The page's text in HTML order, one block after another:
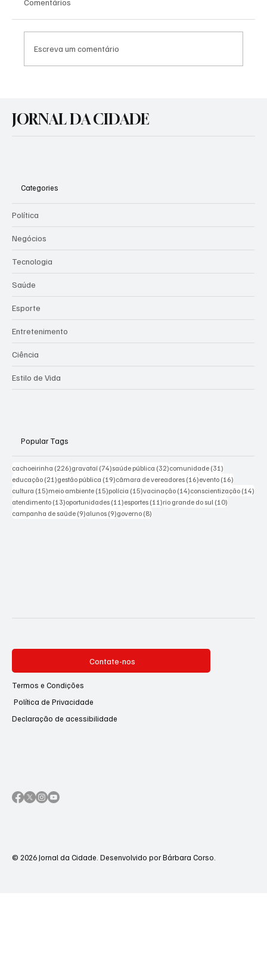
Escreva um comentário
JORNAL DA CIDADE
Categories
Política
Negócios
Tecnologia
Saúde
Esporte
Entretenimento
Ciência
Estilo de Vida
Popular Tags
cachoeirinha (226)226 posts
gravataí (74)74 posts
saúde pública (32)32 posts
comunidade (31)
educação (21)21 posts
gestão pública (19)19 posts
câmara de vereadores (16)16 posts
evento (16)
cultura (15)15 posts
meio ambiente (15)15 posts
polícia (15)15 posts
vacinação (14)14 posts
conscientização (14)
atendimento (13)13 posts
oportunidades (11)11 posts
esportes (11)11 posts
rio grande do sul (10)
campanha de saúde (9)9 posts
alunos (9)9 posts
governo (8)
Contate-nos
Termos e Condições
Política de Privacidade
Declaração de acessibilidade
© 2026 Jornal da Cidade. Desenvolvido por Bárbara Corso.